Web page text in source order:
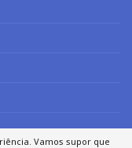
Vamos supor que